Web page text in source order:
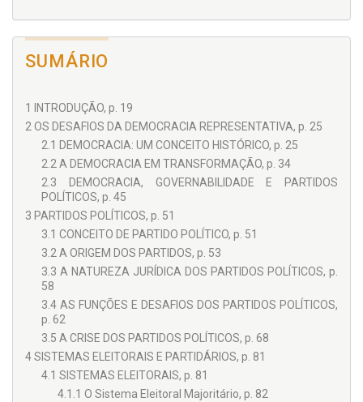
SUMÁRIO
1 INTRODUÇÃO, p. 19
2 OS DESAFIOS DA DEMOCRACIA REPRESENTATIVA, p. 25
2.1 DEMOCRACIA: UM CONCEITO HISTÓRICO, p. 25
2.2 A DEMOCRACIA EM TRANSFORMAÇÃO, p. 34
2.3 DEMOCRACIA, GOVERNABILIDADE E PARTIDOS
POLÍTICOS, p. 45
3 PARTIDOS POLÍTICOS, p. 51
3.1 CONCEITO DE PARTIDO POLÍTICO, p. 51
3.2 A ORIGEM DOS PARTIDOS, p. 53
3.3 A NATUREZA JURÍDICA DOS PARTIDOS POLÍTICOS, p.
58
3.4 AS FUNÇÕES E DESAFIOS DOS PARTIDOS POLÍTICOS,
p. 62
3.5 A CRISE DOS PARTIDOS POLÍTICOS, p. 68
4 SISTEMAS ELEITORAIS E PARTIDÁRIOS, p. 81
4.1 SISTEMAS ELEITORAIS, p. 81
4.1.1 O Sistema Eleitoral Majoritário, p. 82